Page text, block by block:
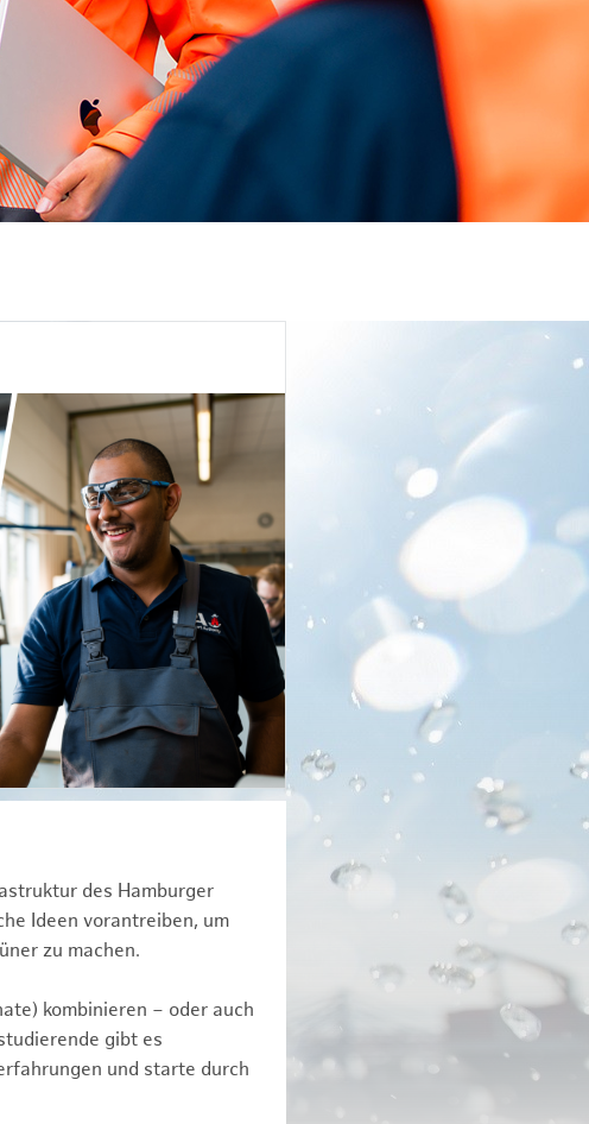
des Hamburger
Ideen vorantreiben, um
zu machen.
kombinieren – oder auch
gibt es
und starte durch